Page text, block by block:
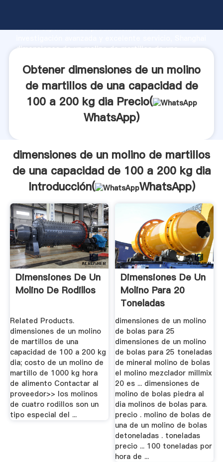
fuerte capacidad de producción, fuerza de
dimensiones de un molino de martillos de una
valor y aporta valores a todos los clientes.
Obtener dimensiones de un molino
de martillos de una capacidad de
100 a 200 kg dia Precio(
WhatsApp)
dimensiones de un molino de martillos
de una capacidad de 100 a 200 kg dia
Introducción(
WhatsApp)
Dimensiones De Un
Molino De Rodillos
Related Products.
dimensiones de un molino
de martillos de una
capacidad de 100 a 200 kg
dia; costo de un molino de
martillo de 1000 kg hora
de alimento Contactar al
proveedor>> los molinos
de cuatro rodillos son un
tipo especial del ...
Dimensiones De Un
Molino Para 20
Toneladas
dimensiones de un molino
de bolas para 25
dimensiones de un molino
de bolas para 25 toneladas
de mineral molino de bolas
el molino mezclador millmix
20 es ... dimensiones de
molino de bolas piedra al
dia molinos de bolas para.
precio . molino de bolas de
una de un molino de bolas
detoneladas . toneladas
precio ... 100 toneladas por
hora de ...